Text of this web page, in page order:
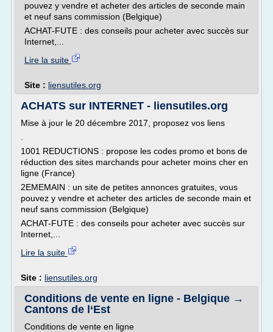
pouvez y vendre et acheter des articles de seconde main
et neuf sans commission (Belgique)
ACHAT-FUTE : des conseils pour acheter avec succès sur
Internet,...
Lire la suite
Site : liensutiles.org
ACHATS sur INTERNET - liensutiles.org
Mise à jour le 20 décembre 2017, proposez vos liens
1001 REDUCTIONS : propose les codes promo et bons de
réduction des sites marchands pour acheter moins cher en
ligne (France)
2EMEMAIN : un site de petites annonces gratuites, vous
pouvez y vendre et acheter des articles de seconde main et
neuf sans commission (Belgique)
ACHAT-FUTE : des conseils pour acheter avec succès sur
Internet,...
Lire la suite
Site : liensutiles.org
Conditions de vente en ligne - Belgique →
Cantons de l‘Est
Conditions de vente en ligne